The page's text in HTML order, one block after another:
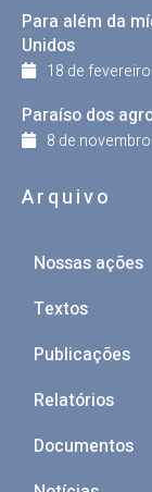
Para além da
Unidos
18 de
Paraíso dos
8 de
Arquivo
Nossas ações
Textos
Publicações
Relatórios
Documentos